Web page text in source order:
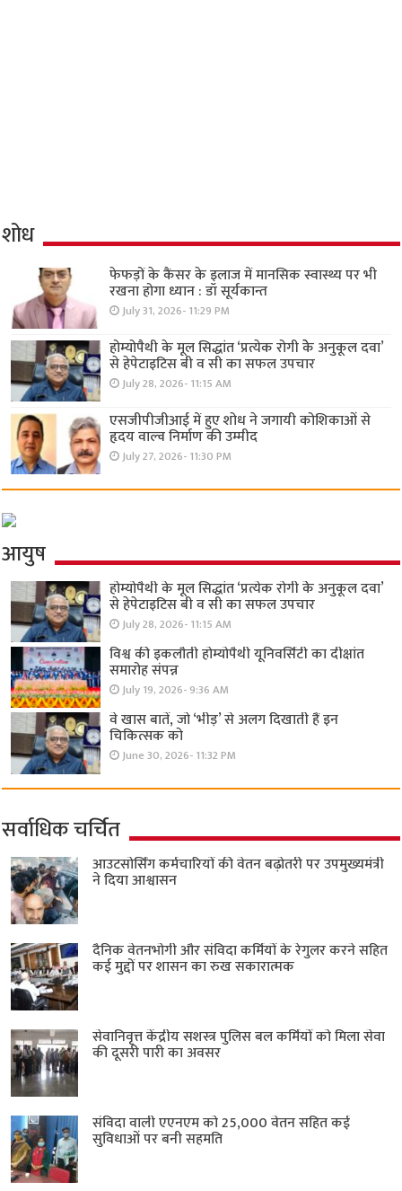
शोध
फेफड़ों के कैंसर के इलाज में मानसिक स्वास्थ्य पर भी
रखना होगा ध्यान : डॉ सूर्यकान्त
July 31, 2026- 11:29 PM
होम्योपैथी के मूल सिद्धांत ‘प्रत्येक रोगी केे अनुकूल दवा’
से हेपेटाइटिस बी व सी का सफल उपचार
July 28, 2026- 11:15 AM
एसजीपीजीआई में हुए शोध ने जगायी कोशिकाओं से
हृदय वाल्व निर्माण की उम्मीद
July 27, 2026- 11:30 PM
आयुष
होम्योपैथी के मूल सिद्धांत ‘प्रत्येक रोगी केे अनुकूल दवा’
से हेपेटाइटिस बी व सी का सफल उपचार
July 28, 2026- 11:15 AM
विश्व की इकलौती होम्योपैथी यूनिवर्सिटी का दीक्षांत
समारोह संपन्न
July 19, 2026- 9:36 AM
वे खास बातें, जो ‘भीड़’ से अलग दिखाती हैं इन
चिकित्सक को
June 30, 2026- 11:32 PM
सर्वाधिक चर्चित
आउटसोर्सिंग कर्मचारियों की वेतन बढ़ोतरी पर उपमुख्यमंत्री
ने दिया आश्वासन
दैनिक वेतनभोगी और संविदा कर्मियों के रेगुलर करने सहित
कई मुद्दों पर शासन का रुख सकारात्मक
सेवानिवृत्त केंद्रीय सशस्त्र पुलिस बल ​कर्मियों को मिला सेवा
की दूसरी पारी का अवसर
संविदा वाली एएनएम को 25,000 वेतन सहित कई
सुविधाओं पर बनी सहमति